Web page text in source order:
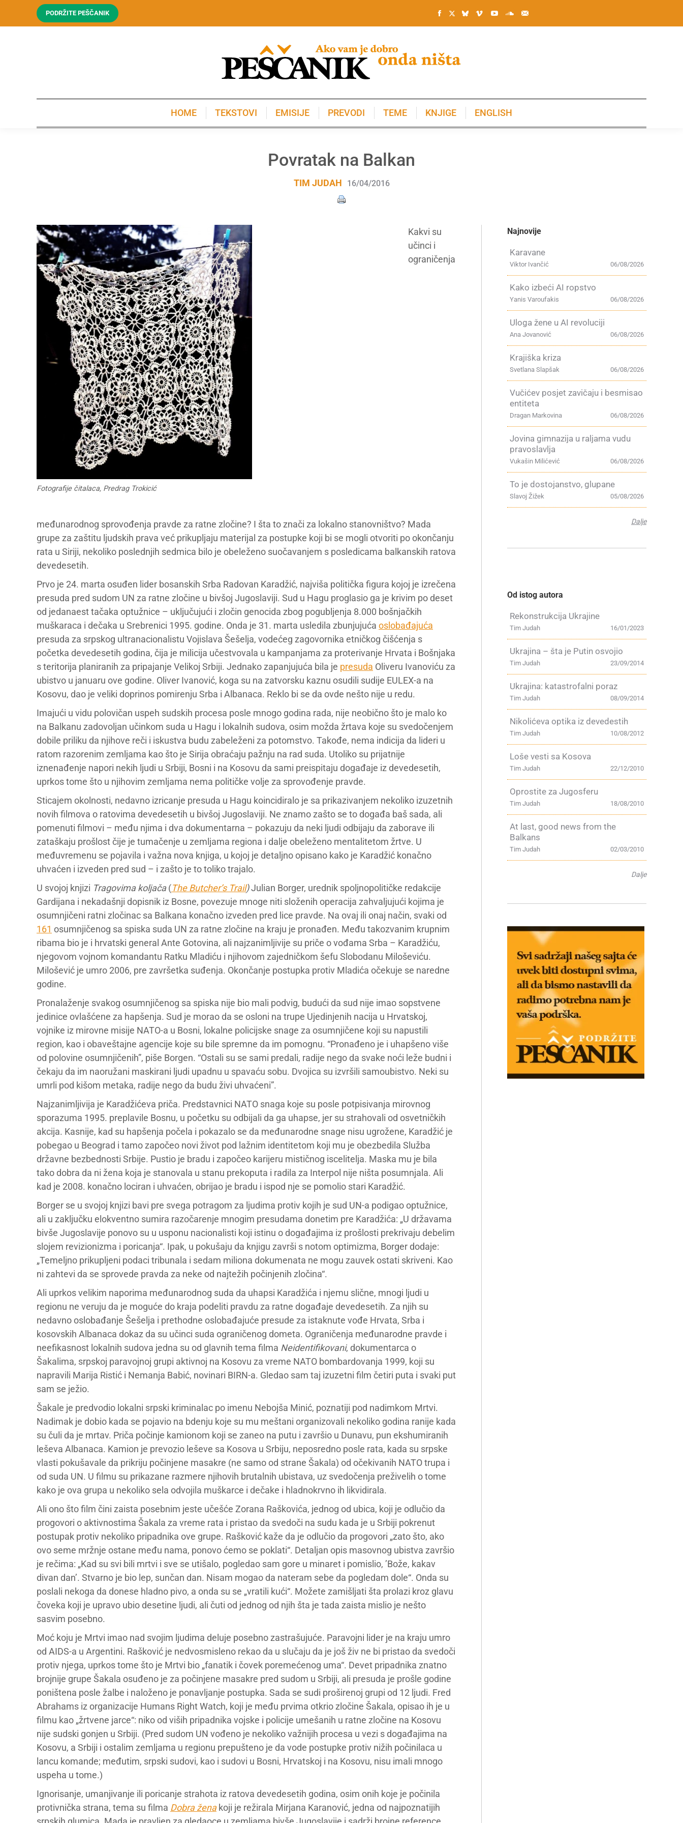
PODRŽITE PEŠČANIK
HOME TEKSTOVI EMISIJE PREVODI TEME KNJIGE ENGLISH
Povratak na Balkan
TIM JUDAH 16/04/2016
Fotografije čitalaca, Predrag Trokicić
Kakvi su
učinci i
ograničenja
međunarodnog sprovođenja pravde za ratne zločine? I šta to znači za lokalno stanovništvo? Mada
grupe za zaštitu ljudskih prava već prikupljaju materijal za postupke koji bi se mogli otvoriti po okončanju
rata u Siriji, nekoliko poslednjih sedmica bilo je obeleženo suočavanjem s posledicama balkanskih ratova
devedesetih.
Prvo je 24. marta osuđen lider bosanskih Srba Radovan Karadžić, najviša politička figura kojoj je izrečena
presuda pred sudom UN za ratne zločine u bivšoj Jugoslaviji. Sud u Hagu proglasio ga je krivim po deset
od jedanaest tačaka optužnice – uključujući i zločin genocida zbog pogubljenja 8.000 bošnjačkih
muškaraca i dečaka u Srebrenici 1995. godine. Onda je 31. marta usledila zbunjujuća oslobađajuća
presuda za srpskog ultranacionalistu Vojislava Šešelja, vodećeg zagovornika etničkog čišćenja s
početka devedesetih godina, čija je milicija učestvovala u kampanjama za proterivanje Hrvata i Bošnjaka
s teritorija planiranih za pripajanje Velikoj Srbiji. Jednako zapanjujuća bila je presuda Oliveru Ivanoviću za
ubistvo u januaru ove godine. Oliver Ivanović, koga su na zatvorsku kaznu osudili sudije EULEX-a na
Kosovu, dao je veliki doprinos pomirenju Srba i Albanaca. Reklo bi se da ovde nešto nije u redu.
Imajući u vidu polovičan uspeh sudskih procesa posle mnogo godina rada, nije neobično što je malo ko
na Balkanu zadovoljan učinkom suda u Hagu i lokalnih sudova, osim možda žrtava koje su svedočenjem
dobile priliku da njihove reči i iskustva budu zabeleženi za potomstvo. Takođe, nema indicija da lideri u
ratom razorenim zemljama kao što je Sirija obraćaju pažnju na rad suda. Utoliko su prijatnije
iznenađenje napori nekih ljudi u Srbiji, Bosni i na Kosovu da sami preispitaju događaje iz devedesetih,
uprkos tome što u njihovim zemljama nema političke volje za sprovođenje pravde.
Sticajem okolnosti, nedavno izricanje presuda u Hagu koincidiralo je sa prikazivanjem nekoliko izuzetnih
novih filmova o ratovima devedesetih u bivšoj Jugoslaviji. Ne znamo zašto se to događa baš sada, ali
pomenuti filmovi – među njima i dva dokumentarna – pokazuju da neki ljudi odbijaju da zaborave ili
zataškaju prošlost čije je tumačenje u zemljama regiona i dalje obeleženo mentalitetom žrtve. U
međuvremenu se pojavila i važna nova knjiga, u kojoj je detaljno opisano kako je Karadžić konačno
uhvaćen i izveden pred sud – i zašto je to toliko trajalo.
U svojoj knjizi Tragovima koljača(The Butcher’s Trail)Julian Borger, urednik spoljnopolitičke redakcije
Gardijana i nekadašnji dopisnik iz Bosne, povezuje mnoge niti složenih operacija zahvaljujući kojima je
osumnjičeni ratni zločinac sa Balkana konačno izveden pred lice pravde. Na ovaj ili onaj način, svaki od
161 osumnjičenog sa spiska suda UN za ratne zločine na kraju je pronađen. Među takozvanim krupnim
ribama bio je i hrvatski general Ante Gotovina, ali najzanimljivije su priče o vođama Srba – Karadžiću,
njegovom vojnom komandantu Ratku Mladiću i njihovom zajedničkom šefu Slobodanu Miloševiću.
Milošević je umro 2006, pre završetka suđenja. Okončanje postupka protiv Mladića očekuje se naredne
godine.
Pronalaženje svakog osumnjičenog sa spiska nije bio mali podvig, budući da sud nije imao sopstvene
jedinice ovlašćene za hapšenja. Sud je morao da se osloni na trupe Ujedinjenih nacija u Hrvatskoj,
vojnike iz mirovne misije NATO-a u Bosni, lokalne policijske snage za osumnjičene koji su napustili
region, kao i obaveštajne agencije koje su bile spremne da im pomognu. “Pronađeno je i uhapšeno više
od polovine osumnjičenih”, piše Borgen. “Ostali su se sami predali, radije nego da svake noći leže budni i
čekaju da im naoružani maskirani ljudi upadnu u spavaću sobu. Dvojica su izvršili samoubistvo. Neki su
umrli pod kišom metaka, radije nego da budu živi uhvaćeni”.
Najzanimljivija je Karadžićeva priča. Predstavnici NATO snaga koje su posle potpisivanja mirovnog
sporazuma 1995. preplavile Bosnu, u početku su odbijali da ga uhapse, jer su strahovali od osvetničkih
akcija. Kasnije, kad su hapšenja počela i pokazalo se da međunarodne snage nisu ugrožene, Karadžić je
pobegao u Beograd i tamo započeo novi život pod lažnim identitetom koji mu je obezbedila Služba
državne bezbednosti Srbije. Pustio je bradu i započeo karijeru mističnog iscelitelja. Maska mu je bila
tako dobra da ni žena koja je stanovala u stanu prekoputa i radila za Interpol nije ništa posumnjala. Ali
kad je 2008. konačno lociran i uhvaćen, obrijao je bradu i ispod nje se pomolio stari Karadžić.
Borger se u svojoj knjizi bavi pre svega potragom za ljudima protiv kojih je sud UN-a podigao optužnice,
ali u zaključku elokventno sumira razočarenje mnogim presudama donetim pre Karadžića: „U državama
bivše Jugoslavije ponovo su u usponu nacionalisti koji istinu o događajima iz prošlosti prekrivaju debelim
slojem revizionizma i poricanja“. Ipak, u pokušaju da knjigu završi s notom optimizma, Borger dodaje:
„Temeljno prikupljeni podaci tribunala i sedam miliona dokumenata ne mogu zauvek ostati skriveni. Kao
ni zahtevi da se sprovede pravda za neke od najtežih počinjenih zločina“.
Ali uprkos velikim naporima međunarodnog suda da uhapsi Karadžića i njemu slične, mnogi ljudi u
regionu ne veruju da je moguće do kraja podeliti pravdu za ratne događaje devedesetih. Za njih su
nedavno oslobađanje Šešelja i prethodne oslobađajuće presude za istaknute vođe Hrvata, Srba i
kosovskih Albanaca dokaz da su učinci suda ograničenog dometa. Ograničenja međunarodne pravde i
neefikasnost lokalnih sudova jedna su od glavnih tema filma Neidentifikovani, dokumentarca o
Šakalima, srpskoj paravojnoj grupi aktivnoj na Kosovu za vreme NATO bombardovanja 1999, koji su
napravili Marija Ristić i Nemanja Babić, novinari BIRN-a. Gledao sam taj izuzetni film četiri puta i svaki put
sam se ježio.
Šakale je predvodio lokalni srpski kriminalac po imenu Nebojša Minić, poznatiji pod nadimkom Mrtvi.
Nadimak je dobio kada se pojavio na bdenju koje su mu meštani organizovali nekoliko godina ranije kada
su čuli da je mrtav. Priča počinje kamionom koji se zaneo na putu i završio u Dunavu, pun ekshumiranih
leševa Albanaca. Kamion je prevozio leševe sa Kosova u Srbiju, neposredno posle rata, kada su srpske
vlasti pokušavale da prikriju počinjene masakre (ne samo od strane Šakala) od očekivanih NATO trupa i
od suda UN. U filmu su prikazane razmere njihovih brutalnih ubistava, uz svedočenja preživelih o tome
kako je ova grupa u nekoliko sela odvojila muškarce i dečake i hladnokrvno ih likvidirala.
Ali ono što film čini zaista posebnim jeste učešće Zorana Raškovića, jednog od ubica, koji je odlučio da
progovori o aktivnostima Šakala za vreme rata i pristao da svedoči na sudu kada je u Srbiji pokrenut
postupak protiv nekoliko pripadnika ove grupe. Rašković kaže da je odlučio da progovori „zato što, ako
ovo seme mržnje ostane među nama, ponovo ćemo se poklati“. Detaljan opis masovnog ubistva završio
je rečima: „Kad su svi bili mrtvi i sve se utišalo, pogledao sam gore u minaret i pomislio, ’Bože, kakav
divan dan’. Stvarno je bio lep, sunčan dan. Nisam mogao da nateram sebe da pogledam dole“. Onda su
poslali nekoga da donese hladno pivo, a onda su se „vratili kući“. Možete zamišljati šta prolazi kroz glavu
čoveka koji je upravo ubio desetine ljudi, ali čuti od jednog od njih šta je tada zaista mislio je nešto
sasvim posebno.
Moć koju je Mrtvi imao nad svojim ljudima deluje posebno zastrašujuće. Paravojni lider je na kraju umro
od AIDS-a u Argentini. Rašković je nedvosmisleno rekao da u slučaju da je još živ ne bi pristao da svedoči
protiv njega, uprkos tome što je Mrtvi bio „fanatik i čovek poremećenog uma“. Devet pripadnika znatno
brojnije grupe Šakala osuđeno je za počinjene masakre pred sudom u Srbiji, ali presuda je prošle godine
poništena posle žalbe i naloženo je ponavljanje postupka. Sada se sudi proširenoj grupi od 12 ljudi. Fred
Abrahams iz organizacije Humans Right Watch, koji je među prvima otkrio zločine Šakala, opisao ih je u
filmu kao „žrtvene jarce“: niko od viših pripadnika vojske i policije umešanih u ratne zločine na Kosovu
nije sudski gonjen u Srbiji. (Pred sudom UN vođeno je nekoliko važnijih procesa u vezi s događajima na
Kosovu, a Srbiji i ostalim zemljama u regionu prepušteno je da vode postupke protiv nižih počinilaca u
lancu komande; međutim, srpski sudovi, kao i sudovi u Bosni, Hrvatskoj i na Kosovu, nisu imali mnogo
uspeha u tome.)
Ignorisanje, umanjivanje ili poricanje strahota iz ratova devedesetih godina, osim onih koje je počinila
protivnička strana, tema su filma Dobra ženakoji je režirala Mirjana Karanović, jedna od najpoznatijih
Najnovije
Karavane
06/08/2026
Viktor Ivančić
Kako izbeći AI ropstvo
06/08/2026
Yanis Varoufakis
Uloga žene u AI revoluciji
06/08/2026
Ana Jovanović
Krajiška kriza
06/08/2026
Svetlana Slapšak
Vučićev posjet zavičaju i besmisao
entiteta
06/08/2026
Dragan Markovina
Jovina gimnazija u raljama vudu
pravoslavlja
06/08/2026
Vukašin Milićević
To je dostojanstvo, glupane
05/08/2026
Slavoj Žižek
Dalje
Od istog autora
Rekonstrukcija Ukrajine
16/01/2023
Tim Judah
Ukrajina – šta je Putin osvojio
23/09/2014
Tim Judah
Ukrajina: katastrofalni poraz
08/09/2014
Tim Judah
Nikolićeva optika iz devedestih
10/08/2012
Tim Judah
Loše vesti sa Kosova
22/12/2010
Tim Judah
Oprostite za Jugosferu
18/08/2010
Tim Judah
At last, good news from the
Balkans
02/03/2010
Tim Judah
Dalje
KNJIGE ENGLISH